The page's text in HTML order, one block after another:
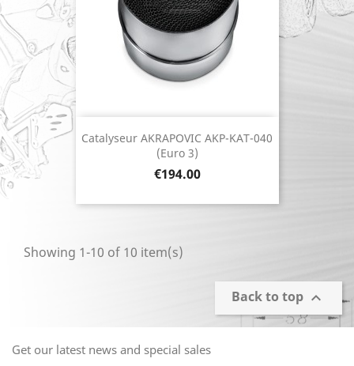
Catalyseur AKRAPOVIC AKP-KAT-040
(Euro 3)
Price
€194.00
Showing 1-10 of 10 item(s)
Back to top 
Get our latest news and special sales